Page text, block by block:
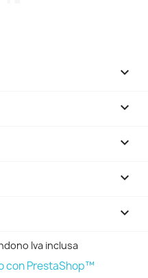



keyboard_arrow_down

Iva inclusa
con PrestaShop™